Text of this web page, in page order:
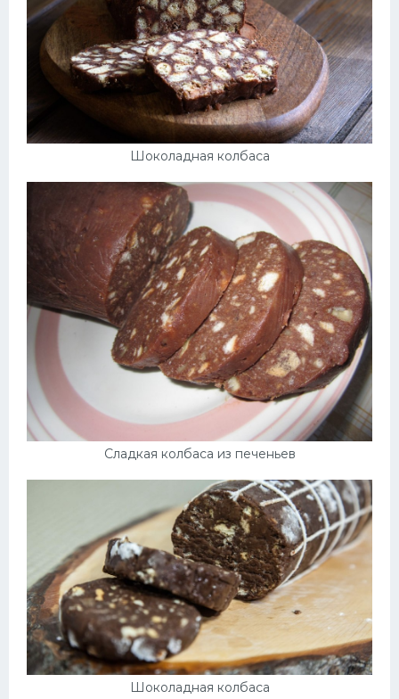
Шоколадная колбаса
Сладкая колбаса из печеньев
Шоколадная колбаса